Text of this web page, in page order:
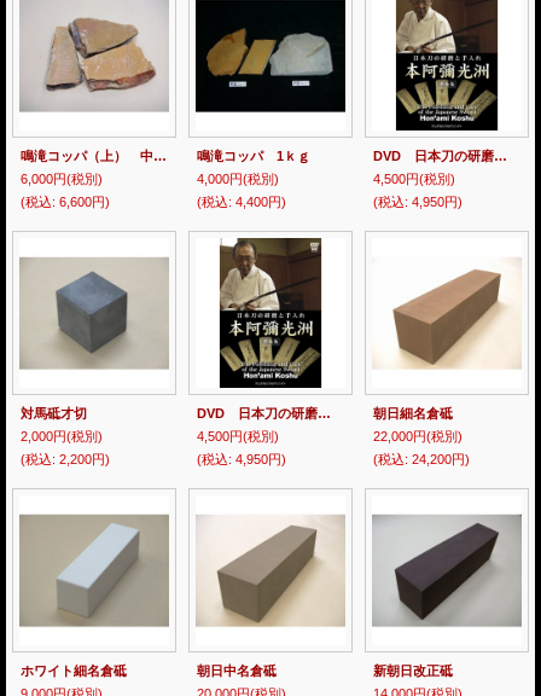
鳴滝コッパ（上） 中山産 1ｋｇ
6,000円(税別)
(税込: 6,600円)
鳴滝コッパ 1ｋｇ
4,000円(税別)
(税込: 4,400円)
DVD 日本刀の研磨と手入れ
4,500円(税別)
(税込: 4,950円)
対馬砥才切
2,000円(税別)
(税込: 2,200円)
DVD 日本刀の研磨と手入れ
4,500円(税別)
(税込: 4,950円)
朝日細名倉砥
22,000円(税別)
(税込: 24,200円)
ホワイト細名倉砥
朝日中名倉砥
新朝日改正砥